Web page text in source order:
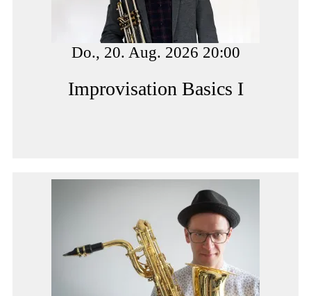
Do., 20. Aug. 2026 20:00
Improvisation Basics I